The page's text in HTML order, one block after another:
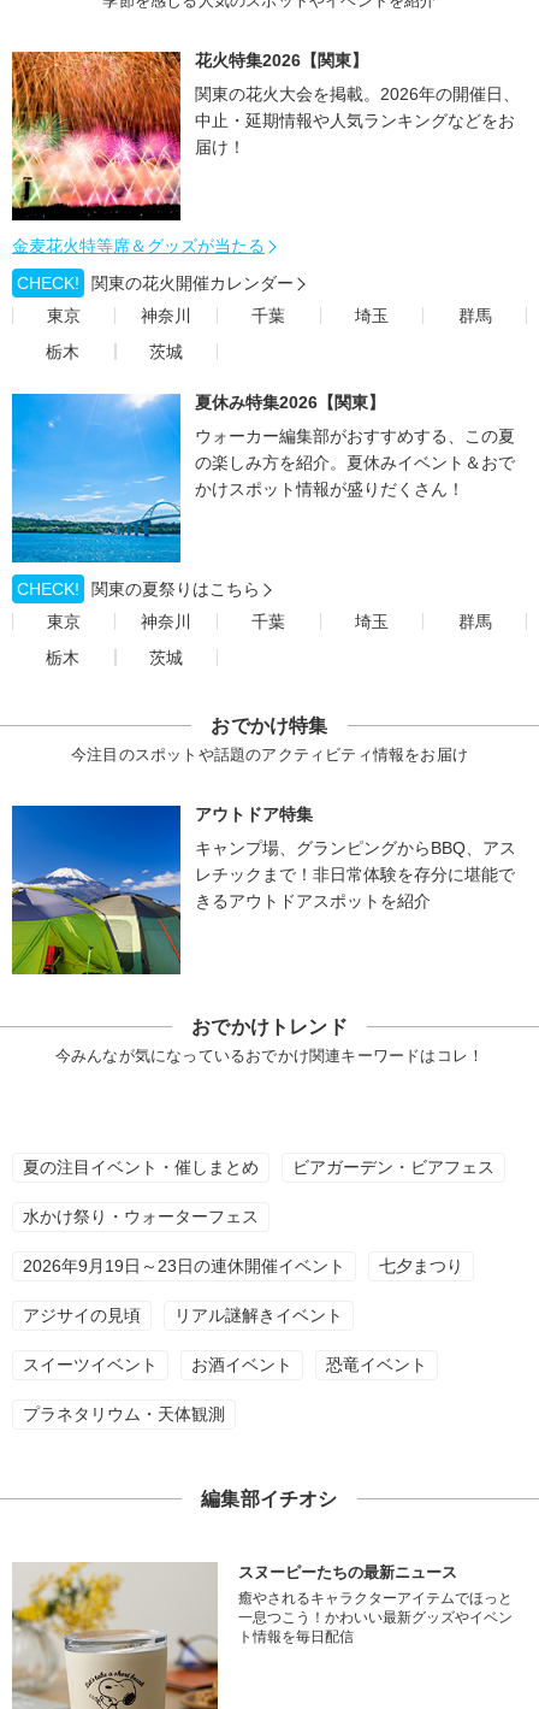
花火特集2026【関東】
関東の花火大会を掲載。2026年の開催日、
中止・延期情報や人気ランキングなどをお
届け！
金麦花火特等席＆グッズが当たる
CHECK!
関東の花火開催カレンダー
東京
神奈川 千葉 埼玉
群馬
栃木
茨城
夏休み特集2026【関東】
ウォーカー編集部がおすすめする、この夏
の楽しみ方を紹介。夏休みイベント＆おで
かけスポット情報が盛りだくさん！
CHECK!
関東の夏祭りはこちら
東京
神奈川 千葉 埼玉
群馬
栃木
茨城
おでかけ特集
今注目のスポットや話題のアクティビティ情報をお届け
アウトドア特集
キャンプ場、グランピングからBBQ、アス
レチックまで！非日常体験を存分に堪能で
きるアウトドアスポットを紹介
おでかけトレンド
今みんなが気になっているおでかけ関連キーワードはコレ！
夏の注目イベント・催しまとめ ビアガーデン・ビアフェス
水かけ祭り・ウォーターフェス
2026年9月19日～23日の連休開催イベント 七夕まつり
アジサイの見頃 リアル謎解きイベント
スイーツイベント お酒イベント 恐竜イベント
プラネタリウム・天体観測
編集部イチオシ
スヌーピーたちの最新ニュース
癒やされるキャラクターアイテムでほっと
一息つこう！かわいい最新グッズやイベン
ト情報を毎日配信